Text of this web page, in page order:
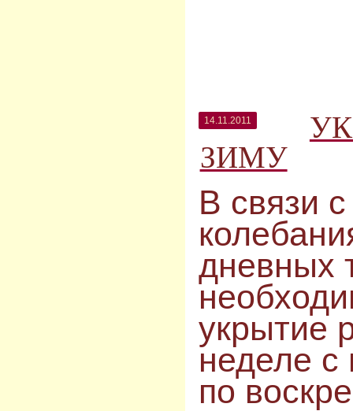
14.11.2011
ЗИМУ
В связи
дневных
укрытие
неделе с
по